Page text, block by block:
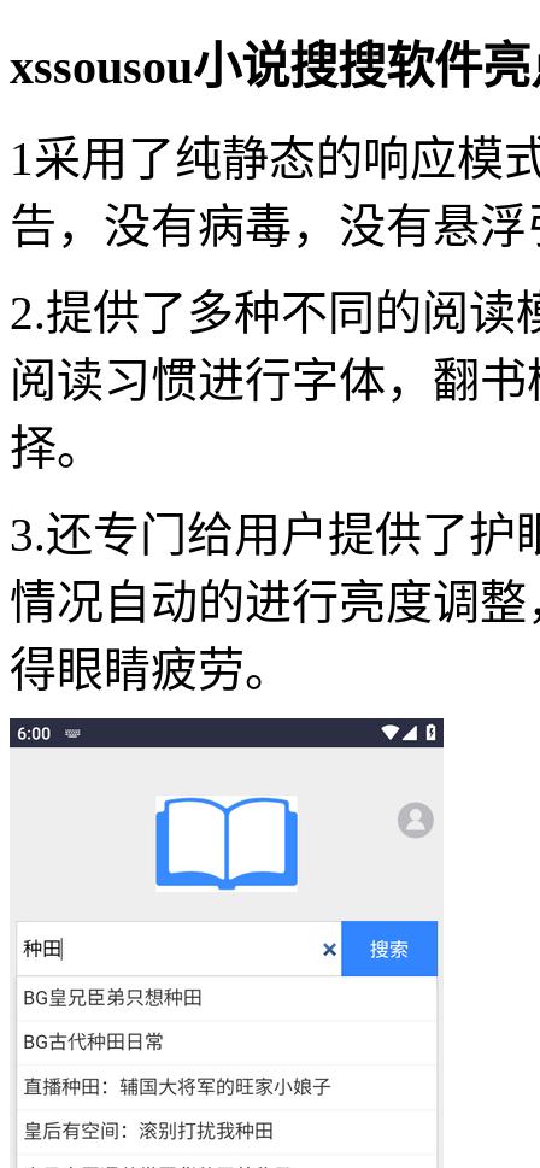
xssousou小说搜搜软件
1采用了纯静态的响应模
告，没有病毒，没有悬
2.提供了多种不同的阅
阅读习惯进行字体，翻
择。
3.还专门给用户提供了
情况自动的进行亮度调
得眼睛疲劳。